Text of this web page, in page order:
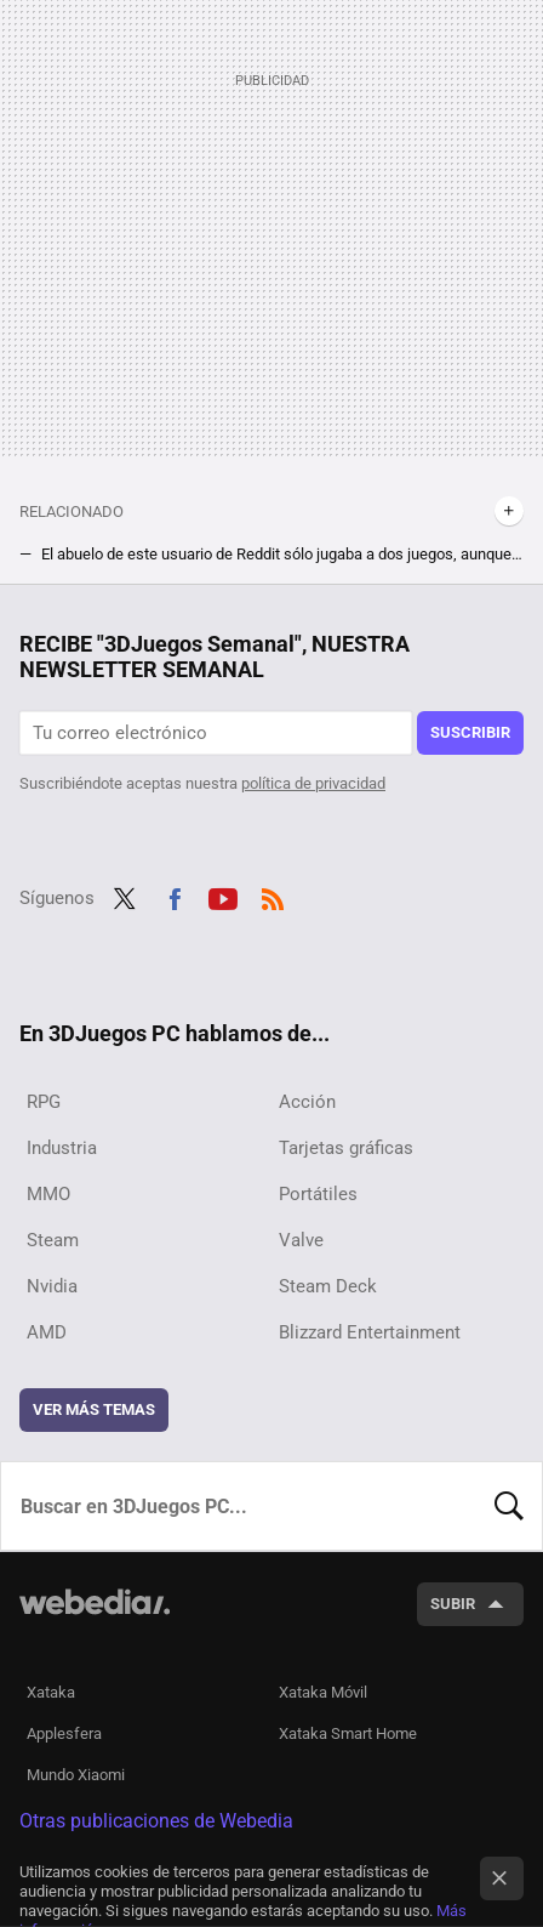
RELACIONADO
El abuelo de este usuario de Reddit sólo jugaba a dos juegos, aunque lo sorprendente es cómo ha conseguido invertir 10000 horas entre los dos
RECIBE "3DJuegos Semanal", NUESTRA
NEWSLETTER SEMANAL
SUSCRIBIR
Suscribiéndote aceptas nuestra política de privacidad
Síguenos
En 3DJuegos PC hablamos de...
RPG Acción
Industria Tarjetas gráficas
MMO Portátiles
Steam Valve
Nvidia Steam Deck
AMD Blizzard Entertainment
VER MÁS TEMAS
SUBIR
Xataka Xataka Móvil
Applesfera Xataka Smart Home
Mundo Xiaomi
Otras publicaciones de Webedia
Utilizamos cookies de terceros para generar estadísticas de
audiencia y mostrar publicidad personalizada analizando tu
navegación. Si sigues navegando estarás aceptando su uso. Más